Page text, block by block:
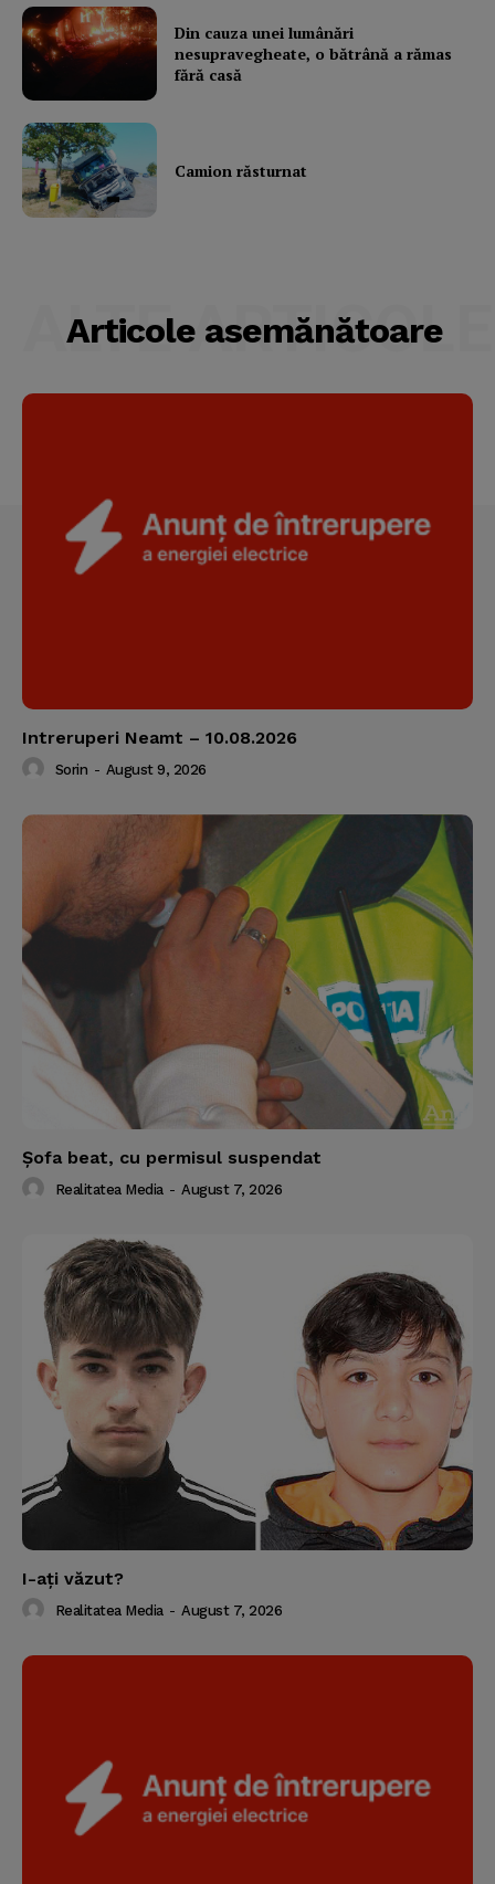
Din cauza unei lumânări
nesupravegheate, o bătrână a rămas
fără casă
Camion răsturnat
Articole asemănătoare
ALTE ARTICOLE
Intreruperi Neamt – 10.08.2026
Sorin - August 9, 2026
Şofa beat, cu permisul suspendat
Realitatea Media - August 7, 2026
I-aţi văzut?
Realitatea Media - August 7, 2026